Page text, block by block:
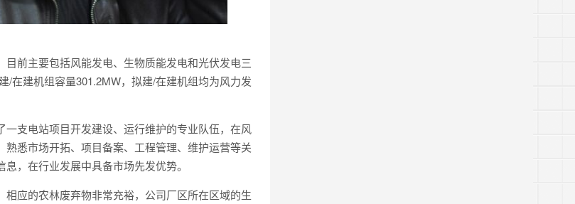
前主要包括风能发电、生物质能发电和光伏发电三
/在建机组容量301.2MW，拟建/在建机组均为风力发
支电站项目开发建设、运行维护的专业队伍，在风
悉市场开拓、项目备案、工程管理、维护运营等关
，在行业发展中具备市场先发优势。
应的农林废弃物非常充裕，公司厂区所在区域的生